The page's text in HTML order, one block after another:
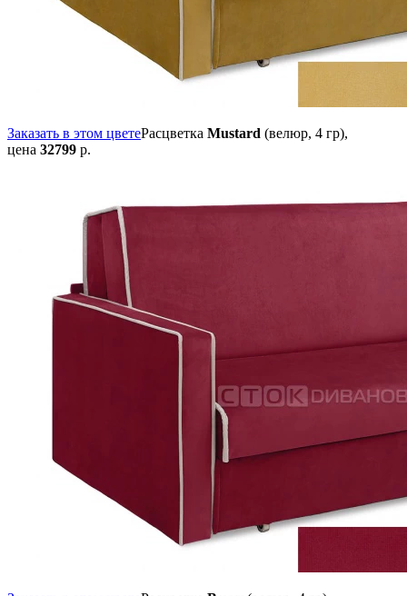
Заказать в этом цветеРасцветка Mustard (велюр, 4 гр),
цена 32799 р.